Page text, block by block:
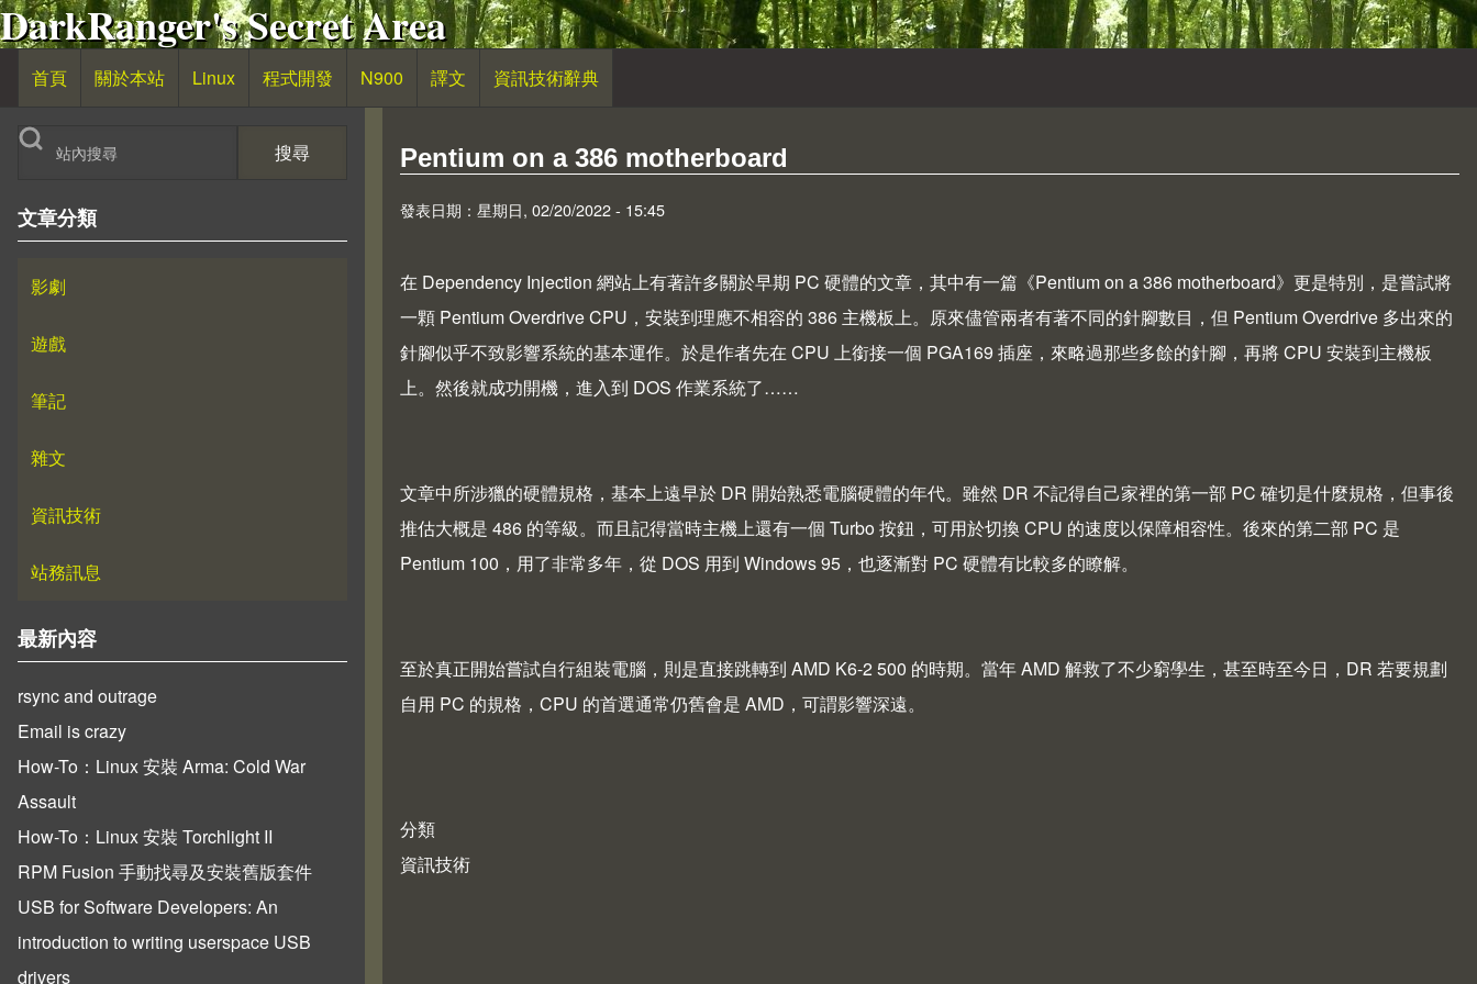
移至主內容
DarkRanger's Secret Area
主導覽
首頁 關於本站 Linux 程式開發 N900 譯文 資訊技術辭典
搜尋
文章分類
影劇
遊戲
筆記
雜文
資訊技術
站務訊息
最新內容
rsync and outrage
Email is crazy
How-To：Linux 安裝 Arma: Cold War
Assault
How-To：Linux 安裝 Torchlight II
RPM Fusion 手動找尋及安裝舊版套件
USB for Software Developers: An
introduction to writing userspace USB
drivers
Pentium on a 386 motherboard
發表日期：星期日, 02/20/2022 - 15:45
在 Dependency Injection 網站上有著許多關於早期 PC 硬體的文章，其中有一篇《Pentium on a 386 motherboard》更是特別，是嘗試將
一顆 Pentium Overdrive CPU，安裝到理應不相容的 386 主機板上。原來儘管兩者有著不同的針腳數目，但 Pentium Overdrive 多出來的
針腳似乎不致影響系統的基本運作。於是作者先在 CPU 上銜接一個 PGA169 插座，來略過那些多餘的針腳，再將 CPU 安裝到主機板
上。然後就成功開機，進入到 DOS 作業系統了……
文章中所涉獵的硬體規格，基本上遠早於 DR 開始熟悉電腦硬體的年代。雖然 DR 不記得自己家裡的第一部 PC 確切是什麼規格，但事後
推估大概是 486 的等級。而且記得當時主機上還有一個 Turbo 按鈕 ，可用於切換 CPU 的速度以保障相容性。後來的第二部 PC 是
Pentium 100，用了非常多年，從 DOS 用到 Windows 95，也逐漸對 PC 硬體有比較多的瞭解。
至於真正開始嘗試自行組裝電腦，則是直接跳轉到 AMD K6-2 500 的時期。當年 AMD 解救了不少窮學生，甚至時至今日，DR 若要規劃
自用 PC 的規格，CPU 的首選通常仍舊會是 AMD，可謂影響深遠。
分類
資訊技術